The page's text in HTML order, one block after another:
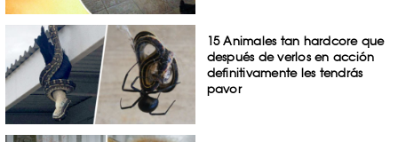
15 Animales tan hardcore que
después de verlos en acción
definitivamente les tendrás
pavor